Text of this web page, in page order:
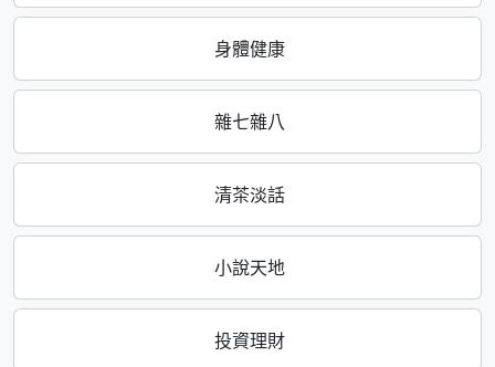
身體健康
雜七雜八
清茶淡話
小說天地
投資理財